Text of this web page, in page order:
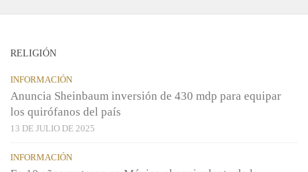
RELIGIÓN
INFORMACIÓN
Anuncia Sheinbaum inversión de 430 mdp para equipar
los quirófanos del país
13 DE JULIO DE 2025
INFORMACIÓN